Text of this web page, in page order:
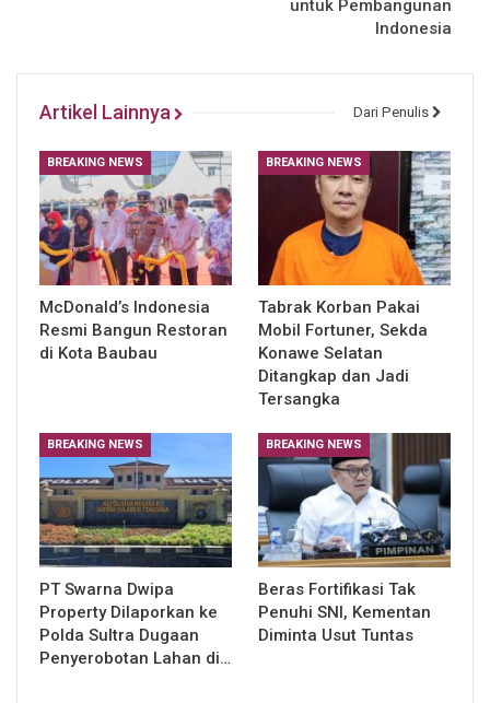
untuk Pembangunan
Indonesia
Artikel Lainnya Dari Penulis
BREAKING NEWS
McDonald’s Indonesia
Resmi Bangun Restoran
di Kota Baubau
BREAKING NEWS
Tabrak Korban Pakai
Mobil Fortuner, Sekda
Konawe Selatan
Ditangkap dan Jadi
Tersangka
BREAKING NEWS
PT Swarna Dwipa
Property Dilaporkan ke
Polda Sultra Dugaan
Penyerobotan Lahan di…
BREAKING NEWS
Beras Fortifikasi Tak
Penuhi SNI, Kementan
Diminta Usut Tuntas